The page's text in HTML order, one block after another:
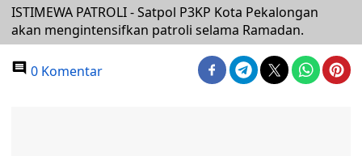
ISTIMEWA PATROLI - Satpol P3KP Kota Pekalongan
akan mengintensifkan patroli selama Ramadan.
0 Komentar